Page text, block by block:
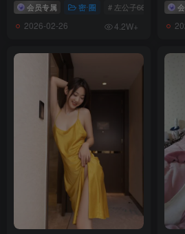
会员专属 密⋅圈 # 左公子666
2026-02-26 4.2W+